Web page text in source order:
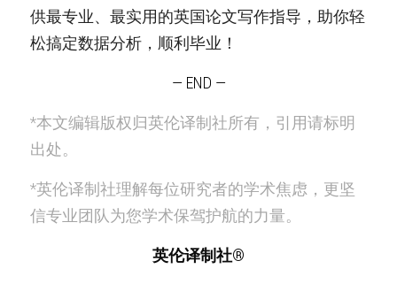
供最专业、最实用的英国论文写作指导，助你轻
松搞定数据分析，顺利毕业！
— END —
*本文编辑版权归英伦译制社所有，引用请标明
出处。
*英伦译制社理解每位研究者的学术焦虑，更坚
信专业团队为您学术保驾护航的力量。
英伦译制社®